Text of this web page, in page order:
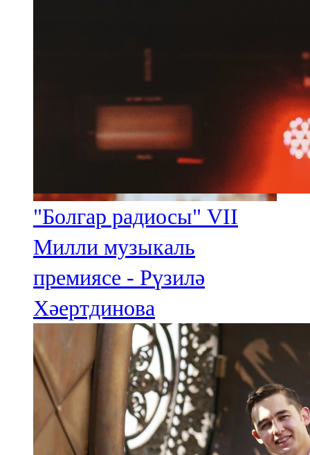
"Болгар радиосы" VII
Милли музыкаль
премиясе - Рүзилә
Хәертдинова